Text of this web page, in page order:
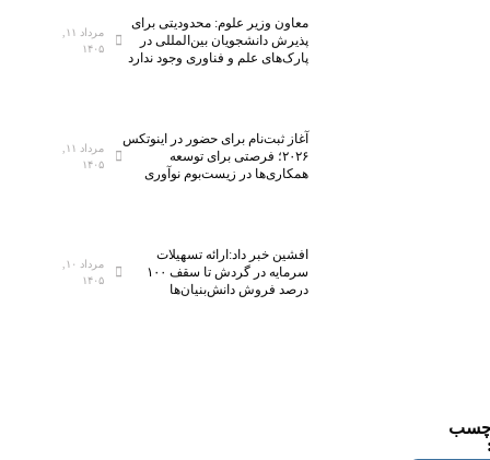
معاون وزیر علوم: محدودیتی برای
پذیرش دانشجویان بین‌المللی در
پارک‌های علم و فناوری وجود ندارد
۱۴۰۵
آغاز ثبت‌نام برای حضور در اینوتکس
۲۰۲۶؛ فرصتی برای توسعه
همکاری‌ها در زیست‌بوم نوآوری
۱۴۰۵
افشین خبر داد:ارائه تسهیلات
سرمایه در گردش تا سقف ۱۰۰
درصد فروش دانش‌بنیان‌ها
۱۴۰۵